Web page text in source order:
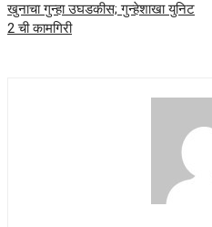
खुनाचा गुन्हा उघडकीस; गुन्हेशाखा युनिट
2 ची कामगिरी